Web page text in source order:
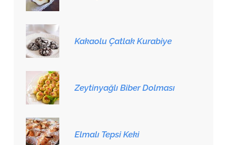
Kakaolu Çatlak Kurabiye
Zeytinyağlı Biber Dolması
Elmalı Tepsi Keki